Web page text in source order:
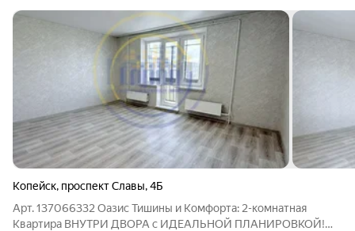
Копейск, проспект Славы,4Б
Арт. 137066332 Оазис Тишины и Комфорта: 2-комнатная
Квартира ВНУТРИ ДВОРА с ИДЕАЛЬНОЙ ПЛАНИРОВКОЙ!